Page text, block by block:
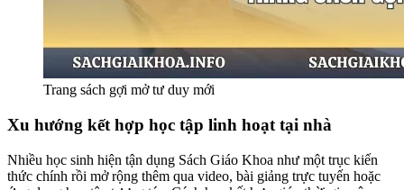
Trang sách gợi mở tư duy mới
Xu hướng kết hợp học tập linh hoạt tại nhà
Nhiều học sinh hiện tận dụng Sách Giáo Khoa như một trục kiến
thức chính rồi mở rộng thêm qua video, bài giảng trực tuyến hoặc